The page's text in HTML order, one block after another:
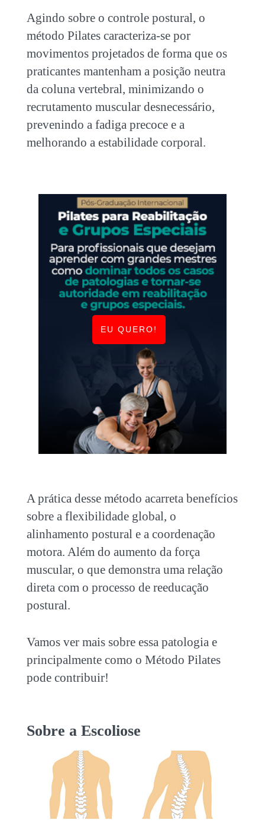
Agindo sobre o controle postural, o
método Pilates caracteriza-se por
movimentos projetados de forma que os
praticantes mantenham a posição neutra
da coluna vertebral, minimizando o
recrutamento muscular desnecessário,
prevenindo a fadiga precoce e a
melhorando a estabilidade corporal.
EU QUERO!
A prática desse método acarreta benefícios
sobre a flexibilidade global, o
alinhamento postural e a coordenação
motora. Além do aumento da força
muscular, o que demonstra uma relação
direta com o processo de reeducação
postural.
Vamos ver mais sobre essa patologia e
principalmente como o Método Pilates
pode contribuir!
Sobre a Escoliose